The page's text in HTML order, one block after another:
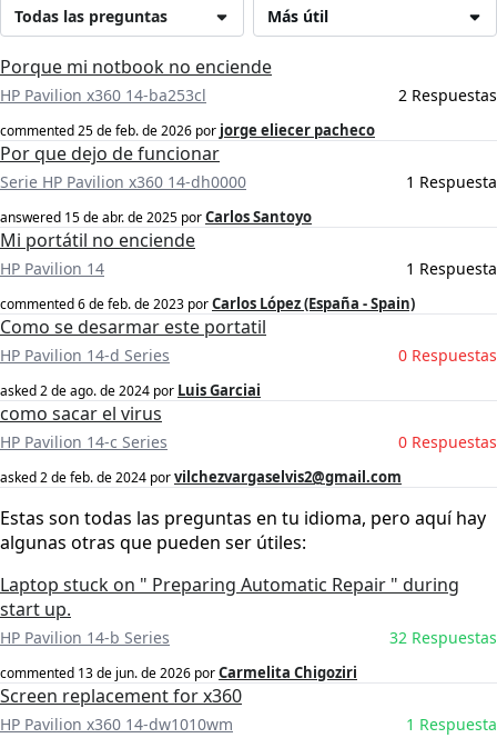
Más útil
Todas las preguntas
Porque mi notbook no enciende
HP Pavilion x360 14-ba253cl 2 Respuestas
commented25 de feb. de 2026 por jorge eliecer pacheco
Por que dejo de funcionar
Serie HP Pavilion x360 14-dh0000 1 Respuesta
answered 15 de abr. de 2025 porCarlos Santoyo
Mi portátil no enciende
HP Pavilion 14 1 Respuesta
commented6 de feb. de 2023 porCarlos López (España - Spain)
Como se desarmar este portatil
HP Pavilion 14-d Series 0 Respuestas
asked2 de ago. de 2024 por Luis Garciai
como sacar el virus
HP Pavilion 14-c Series 0 Respuestas
asked2 de feb. de 2024 porvilchezvargaselvis2@gmail.com
Estas son todas las preguntas en tu idioma, pero aquí hay
algunas otras que pueden ser útiles:
Laptop stuck on " Preparing Automatic Repair " during
start up.
HP Pavilion 14-b Series 32 Respuestas
commented 13 de jun. de 2026 porCarmelita Chigoziri
Screen replacement for x360
HP Pavilion x360 14-dw1010wm 1 Respuesta